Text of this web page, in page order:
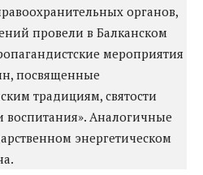
органов,
провели в Балканском
мероприятия
посвященные
традициям, святости
воспитания». Аналогичные
энергетическом